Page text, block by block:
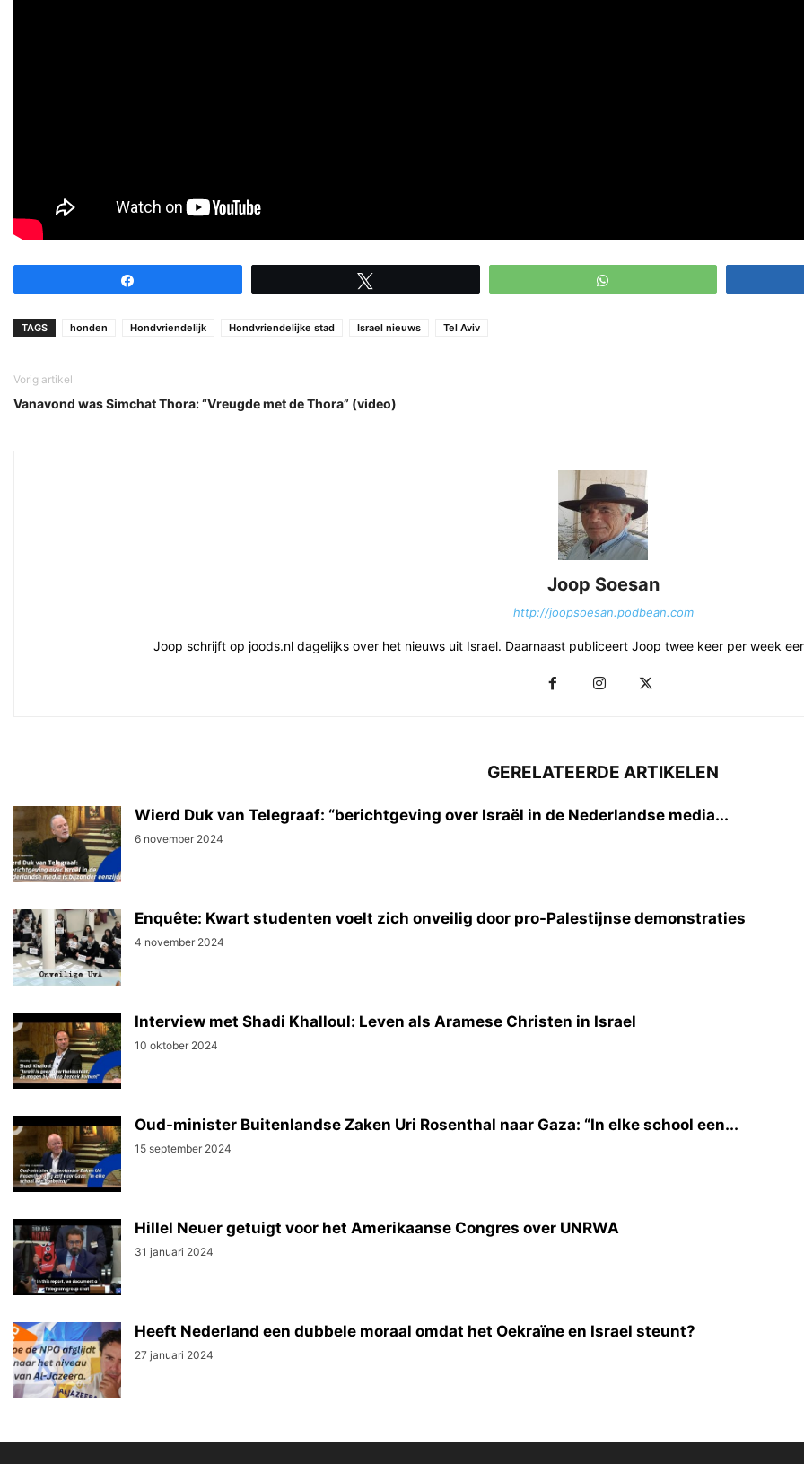
TAGS honden Hondvriendelijk Hondvriendelijke stad Israel nieuws Tel Aviv
Vorig artikel
Vanavond was Simchat Thora: “Vreugde met de Thora” (video)
Joop Soesan
http://joopsoesan.podbean.com
Joop schrijft op joods.nl dagelijks over het nieuws uit Israel. Daarnaast publiceert Joop twee keer per week
GERELATEERDE ARTIKELEN
Wierd Duk van Telegraaf: “berichtgeving over Israël in de Nederlandse media...
6 november 2024
Enquête: Kwart studenten voelt zich onveilig door pro-Palestijnse demonstraties
4 november 2024
Interview met Shadi Khalloul: Leven als Aramese Christen in Israel
10 oktober 2024
Oud-minister Buitenlandse Zaken Uri Rosenthal naar Gaza: “In elke school een...
15 september 2024
Hillel Neuer getuigt voor het Amerikaanse Congres over UNRWA
31 januari 2024
Heeft Nederland een dubbele moraal omdat het Oekraïne en Israel steunt?
27 januari 2024